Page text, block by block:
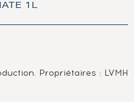
1L
Propriétaires : LVMH